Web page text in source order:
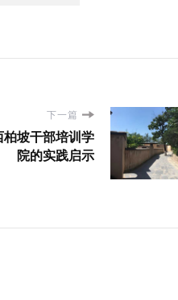
下一篇
坡干部培训学
院的实践启示